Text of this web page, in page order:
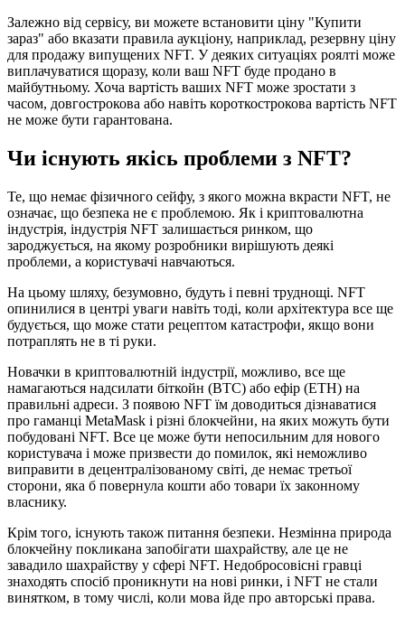
Залежно від сервісу, ви можете встановити ціну "Купити
зараз" або вказати правила аукціону, наприклад, резервну ціну
для продажу випущених NFT. У деяких ситуаціях роялті може
виплачуватися щоразу, коли ваш NFT буде продано в
майбутньому. Хоча вартість ваших NFT може зростати з
часом, довгострокова або навіть короткострокова вартість NFT
не може бути гарантована.
Чи існують якісь проблеми з NFT?
Те, що немає фізичного сейфу, з якого можна вкрасти NFT, не
означає, що безпека не є проблемою. Як і криптовалютна
індустрія, індустрія NFT залишається ринком, що
зароджується, на якому розробники вирішують деякі
проблеми, а користувачі навчаються.
На цьому шляху, безумовно, будуть і певні труднощі. NFT
опинилися в центрі уваги навіть тоді, коли архітектура все ще
будується, що може стати рецептом катастрофи, якщо вони
потраплять не в ті руки.
Новачки в криптовалютній індустрії, можливо, все ще
намагаються надсилати біткойн (BTC) або ефір (ETH) на
правильні адреси. З появою NFT їм доводиться дізнаватися
про гаманці MetaMask і різні блокчейни, на яких можуть бути
побудовані NFT. Все це може бути непосильним для нового
користувача і може призвести до помилок, які неможливо
виправити в децентралізованому світі, де немає третьої
сторони, яка б повернула кошти або товари їх законному
власнику.
Крім того, існують також питання безпеки. Незмінна природа
блокчейну покликана запобігати шахрайству, але це не
завадило шахрайству у сфері NFT. Недобросовісні гравці
знаходять спосіб проникнути на нові ринки, і NFT не стали
винятком, в тому числі, коли мова йде про авторські права.